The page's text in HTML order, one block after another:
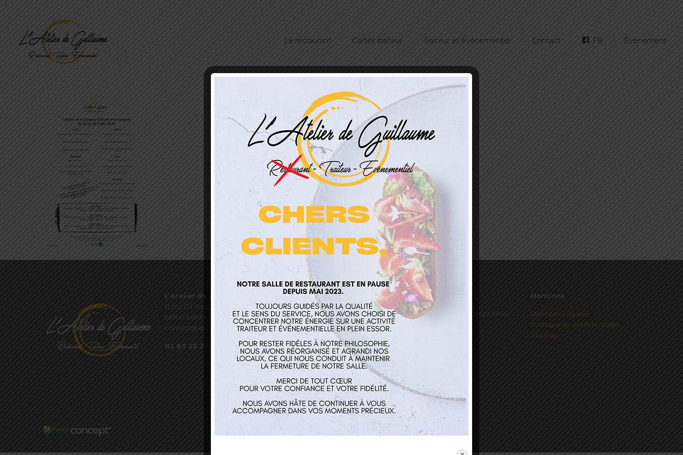
Le restaurant Cartes traiteur Traiteur et événementiel Contact FB Evènement
L’Atelier de Guillaume
1 Lieu Dit Sur Les Prés
68160 Sainte Marie Aux Mines
contact@atelierdeguillaume.fr
03 89 22 37 08
Nos services
Restaurant
Traiteur et événementiel
Contact
Horaires
Mardi au Vendredi 12h00-13h45
Mentions
Mentions Légales
Politique de confidentialité
Sitemap